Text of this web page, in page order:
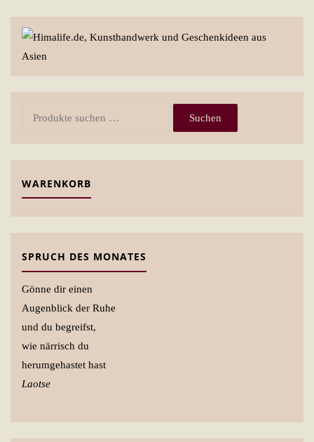
Suchen
Suchen
WARENKORB
SPRUCH DES MONATES
Gönne dir einen
Augenblick der Ruhe
und du begreifst,
wie närrisch du
herumgehastet hast
Laotse